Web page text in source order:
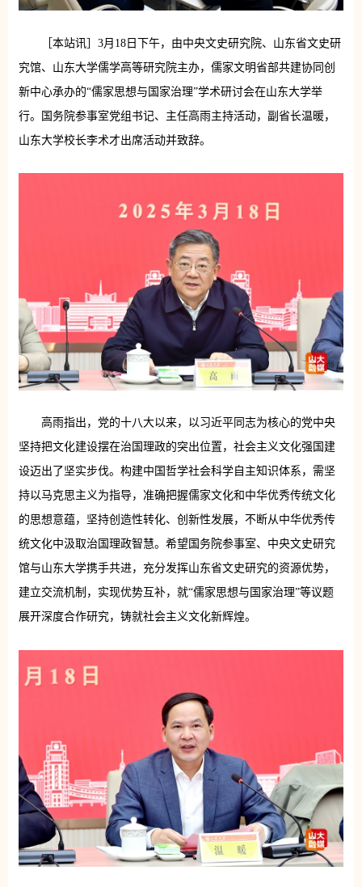
［本站讯］3月18日下午，由中央文史研究院、山东省文史研
究馆、山东大学儒学高等研究院主办，儒家文明省部共建协同创
新中心承办的“儒家思想与国家治理”学术研讨会在山东大学举
行。国务院参事室党组书记、主任高雨主持活动，副省长温暖，
山东大学校长李术才出席活动并致辞。
高雨指出，党的十八大以来，以习近平同志为核心的党中央
坚持把文化建设摆在治国理政的突出位置，社会主义文化强国建
设迈出了坚实步伐。构建中国哲学社会科学自主知识体系，需坚
持以马克思主义为指导，准确把握儒家文化和中华优秀传统文化
的思想意蕴，坚持创造性转化、创新性发展，不断从中华优秀传
统文化中汲取治国理政智慧。希望国务院参事室、中央文史研究
馆与山东大学携手共进，充分发挥山东省文史研究的资源优势，
建立交流机制，实现优势互补，就“儒家思想与国家治理”等议题
展开深度合作研究，铸就社会主义文化新辉煌。